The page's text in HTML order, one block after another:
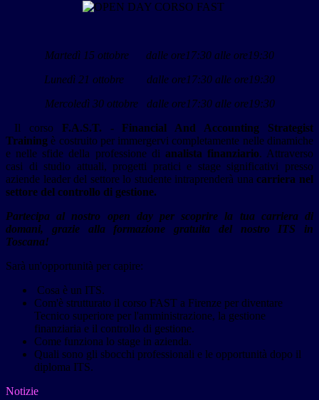
Martedì 15 ottobre dalle ore17:30 alle ore19:30
Lunedì 21 ottobre dalle ore17:30 alle ore19:30
Mercoledì 30 ottobre dalle ore17:30 alle ore19:30
Il corso F.A.S.T. - Financial And Accounting Strategist
Training è costruito per immergervi completamente nelle dinamiche
e nelle sfide della professione di analista finanziario. Attraverso
casi di studio attuali, progetti pratici e stage significativi presso
aziende leader del settore lo studente intraprenderà unacarriera nel
settore del controllo di gestione.
Partecipa al nostro open day per scoprire la tua carriera di
domani, grazie alla formazione gratuita del nostro ITS in
Toscana!
Sarà un'opportunità per capire:
Cosa è un ITS.
Com'è strutturato il corso FAST a Firenze per diventare
Tecnico superiore per l'amministrazione, la gestione
finanziaria e il controllo di gestione.
Come funziona lo stage in azienda.
Quali sono gli sbocchi professionali e le opportunità dopo il
diploma ITS.
Notizie